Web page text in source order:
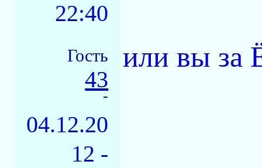
22:40
Гость
43
-
04.12.20
12 -
или вы за